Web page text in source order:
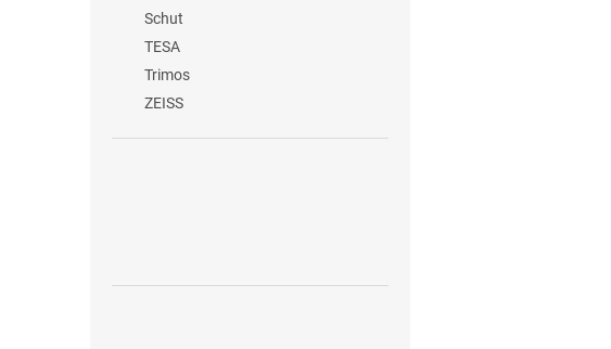
Schut
TESA
Trimos
ZEISS